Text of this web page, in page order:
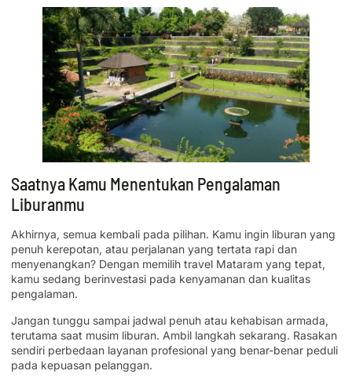
Saatnya Kamu Menentukan Pengalaman
Liburanmu
Akhirnya, semua kembali pada pilihan. Kamu ingin liburan yang
penuh kerepotan, atau perjalanan yang tertata rapi dan
menyenangkan? Dengan memilih travel Mataram yang tepat,
kamu sedang berinvestasi pada kenyamanan dan kualitas
pengalaman.
Jangan tunggu sampai jadwal penuh atau kehabisan armada,
terutama saat musim liburan. Ambil langkah sekarang. Rasakan
sendiri perbedaan layanan profesional yang benar-benar peduli
pada kepuasan pelanggan.